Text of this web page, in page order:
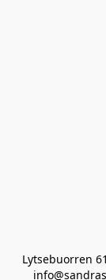
Lytsebuorren